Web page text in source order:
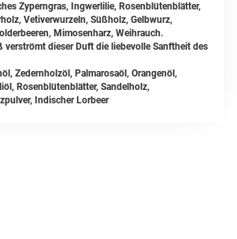
Zyperngras, Ingwerlilie, Rosenblütenblätter,
Vetiverwurzeln, Süßholz, Gelbwurz,
Mimosenharz, Weihrauch.
verströmt dieser Duft die liebevolle Sanftheit des
Zedernholzöl, Palmarosaöl, Orangenöl,
Rosenblütenblätter, Sandelholz,
Indischer Lorbeer